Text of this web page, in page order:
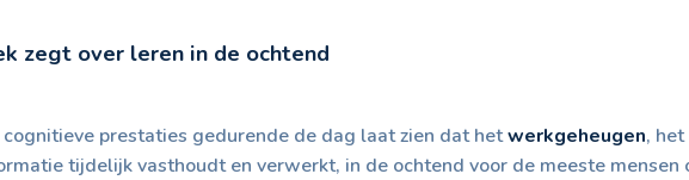
zegt over leren in de ochtend
cognitieve prestaties gedurende de dag laat zien dat hetwerkgeheugen, het
tijdelijk vasthoudt en verwerkt, in de ochtend voor de meeste mensen